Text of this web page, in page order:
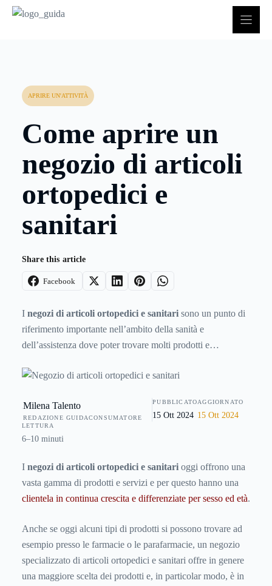
APRIRE UN'ATTIVITÀ
Come aprire un
negozio di articoli
ortopedici e
sanitari
Share this article
Facebook
I negozi di articoli ortopedici e sanitari sono un punto di
riferimento importante nell’ambito della sanità e
dell’assistenza dove poter trovare molti prodotti e
possono rappresentare una interessante forma di
crisi, dato che la tipologia di prodotti venduti non è troppo
legata al momento e alla moda. Vediamo cosa si trova in un
negozio di questo settore, quali sono i servizi principali
Milena Talento
REDAZIONE GUIDACONSUMATORE
PUBBLICATO
15 Ott 2024
AGGIORNATO
15 Ott 2024
LETTURA
6–10 minuti
I negozi di articoli ortopedici e sanitari oggi offrono una
vasta gamma di prodotti e servizi e per questo hanno una
clientela in continua crescita e differenziate per sesso ed età.
Anche se oggi alcuni tipi di prodotti si possono trovare ad
esempio presso le farmacie o le parafarmacie, un negozio
specializzato di articoli ortopedici e sanitari offre in genere
una maggiore scelta dei prodotti e, in particolar modo, è in